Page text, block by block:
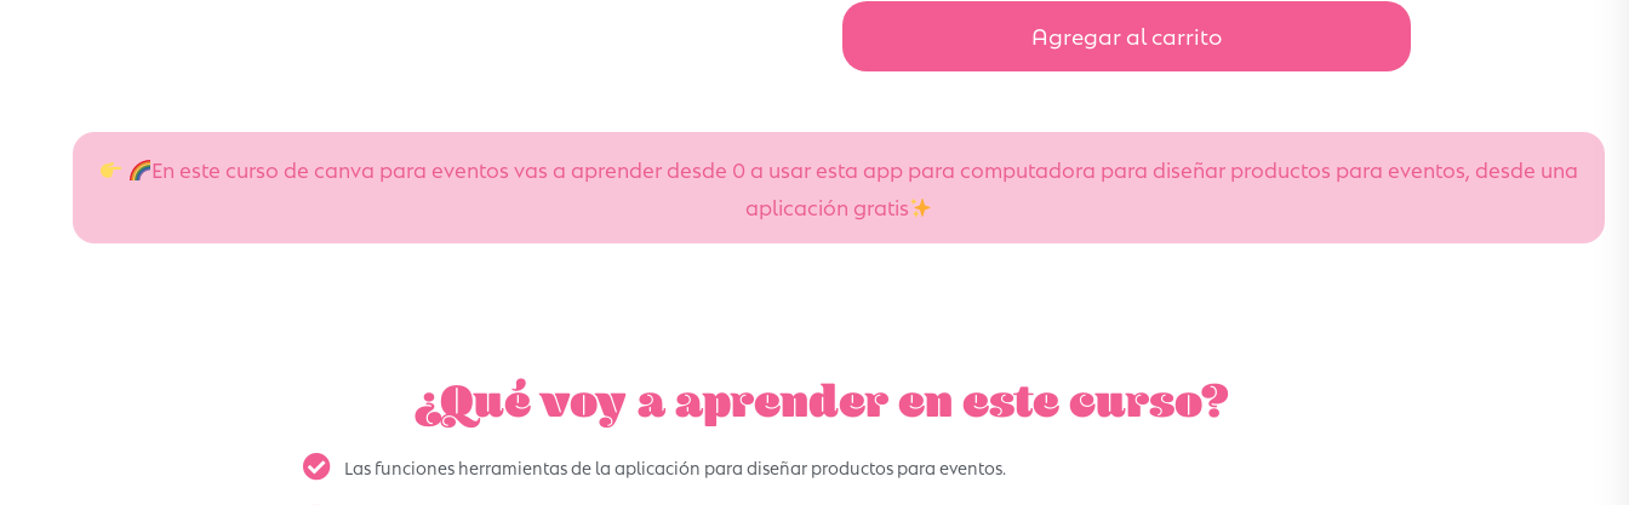
Agregar al carrito
En este curso de canva para eventos vas a aprender desde 0 a usar esta app para computadora para diseñar productos para eventos, desde una
aplicación gratis
¿Qué voy a aprender en este curso?
Las funciones herramientas de la aplicación para diseñar productos para eventos.